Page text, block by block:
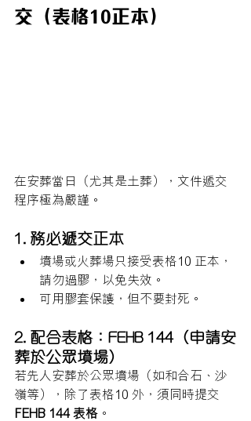
交（表格10正本）
在安葬當日（尤其是土葬），文件遞交
程序極為嚴謹。
1. 務必遞交正本
墳場或火葬場只接受表格10 正本，
請勿過膠，以免失效。
可用膠套保護，但不要封死。
2. 配合表格：FEHB 144（申請安
葬於公眾墳場）
若先人安葬於公眾墳場（如和合石、沙
嶺等），除了表格10 外，須同時提交
FEHB 144 表格 。